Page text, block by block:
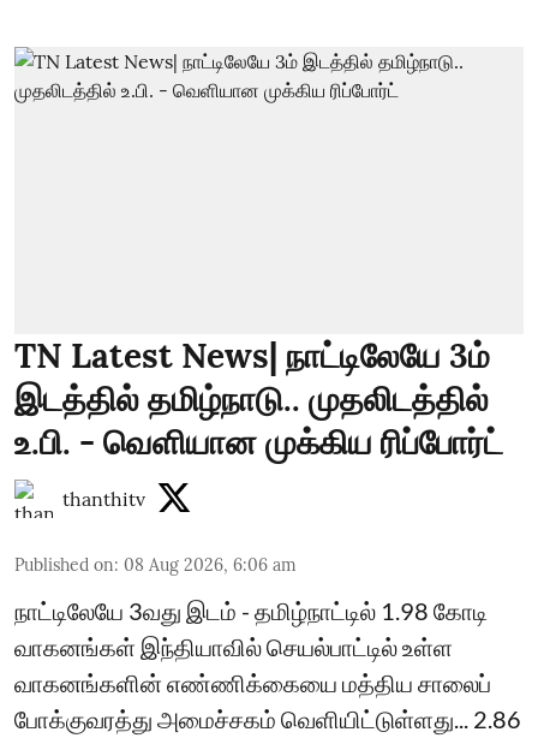
TN Latest News| நாட்டிலேயே 3ம்
இடத்தில் தமிழ்நாடு.. முதலிடத்தில்
உ.பி. - வெளியான முக்கிய ரிப்போர்ட்
thanthitv
Published on: 08 Aug 2026, 6:06 am
நாட்டிலேயே 3வது இடம் - தமிழ்நாட்டில் 1.98 கோடி
வாகனங்கள் இந்தியாவில் செயல்பாட்டில் உள்ள
வாகனங்களின் எண்ணிக்கையை மத்திய சாலைப்
போக்குவரத்து அமைச்சகம் வெளியிட்டுள்ளது... 2.86